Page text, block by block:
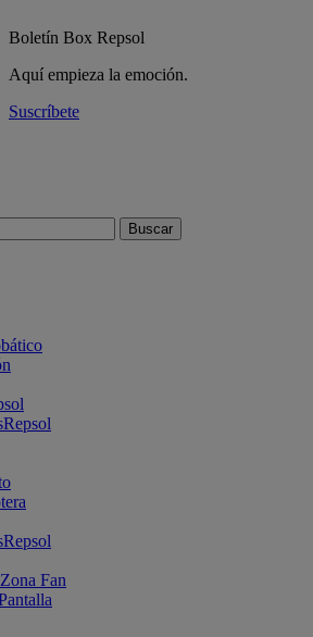
Boletín Box Repsol
Aquí empieza la emoción.
Suscríbete
Fan